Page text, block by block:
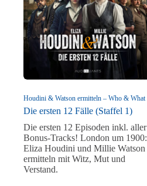
Houdini & Watson ermitteln – Who & What
Die ersten 12 Fälle (Staffel 1)
Die ersten 12 Episoden inkl. aller
Bonus-Tracks! London um 1900:
Eliza Houdini und Millie Watson
ermitteln mit Witz, Mut und
Verstand.